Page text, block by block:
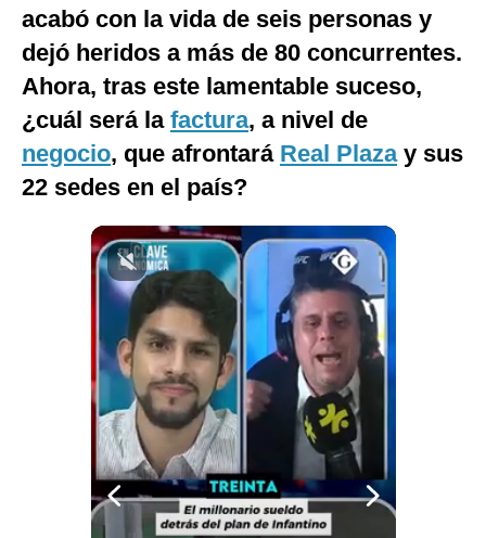
Fotogalerías
gestion.pe
¿quiénes
Somos?
Condiciones
acabó con la vida de seis personas y
dejó heridos a más de 80 concurrentes.
Ahora, tras este lamentable suceso,
¿cuál será la factura, a nivel de
negocio, que afrontará Real Plazay sus
22 sedes en el país?